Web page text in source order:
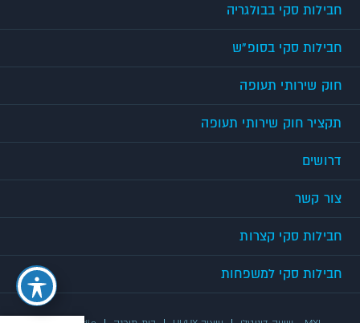
חבילות סקי בבולגריה
חבילות סקי בסופ"ש
חוק שירותי תעופה
תקציר חוק שירותי תעופה
דרושים
צור קשר
חבילות סקי קצרות
חבילות סקי למשפחות